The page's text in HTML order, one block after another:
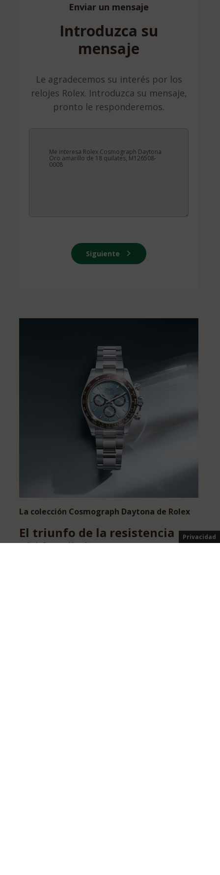
Enviar un mensaje
Introduzca su
mensaje
Le agradecemos su interés por los
relojes Rolex. Introduzca su mensaje,
pronto le responderemos.
Siguiente
La colección Cosmograph Daytona de Rolex
El triunfo de la resistencia
Más información
Privacidad